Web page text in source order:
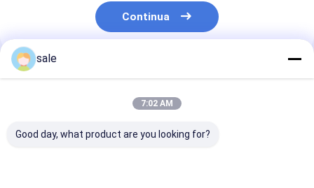
Continua
Prodotti Raccomandati
sale
7:02 AM
Good day, what product are you looking for?